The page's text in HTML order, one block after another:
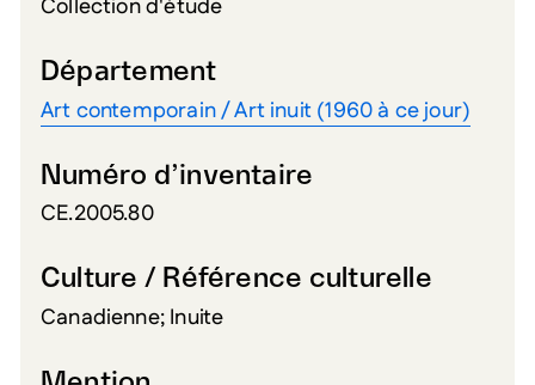
Collection d'étude
Département
Art contemporain / Art inuit (1960 à ce jour)
Numéro d’inventaire
CE.2005.80
Culture / Référence culturelle
Canadienne; Inuite